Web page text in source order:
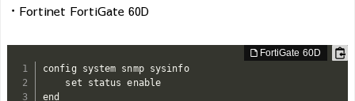
・Fortinet FortiGate 60D
config system snmp sysinfo
    set status enable
end